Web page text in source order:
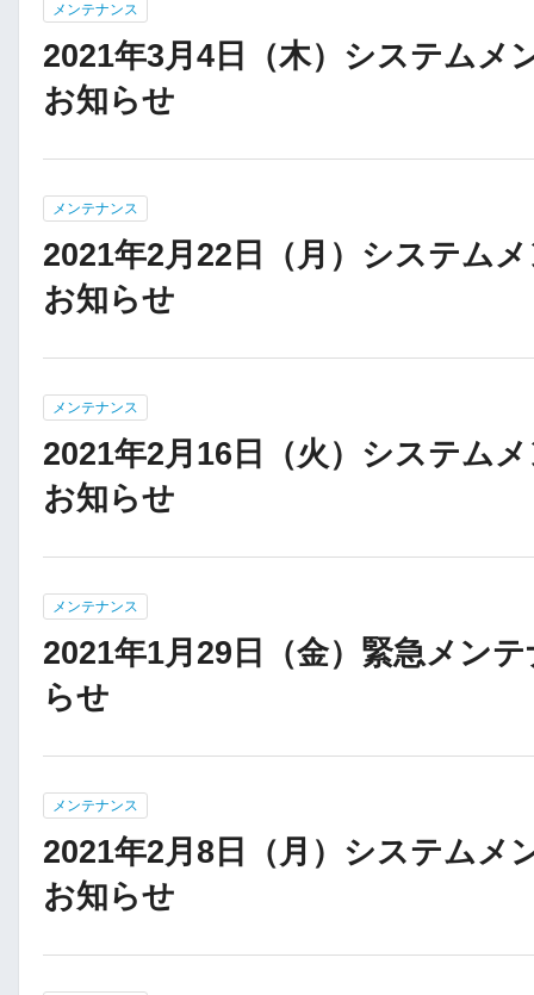
メンテナンス
2021年3月4日（木）システムメ
お知らせ
メンテナンス
2021年2月22日（月）システム
お知らせ
メンテナンス
2021年2月16日（火）システム
お知らせ
メンテナンス
2021年1月29日（金）緊急メン
らせ
メンテナンス
2021年2月8日（月）システムメ
お知らせ